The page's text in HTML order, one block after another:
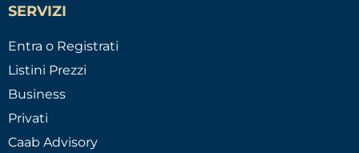
SERVIZI
Entra o Registrati
Listini Prezzi
Business
Privati
Caab Advisory